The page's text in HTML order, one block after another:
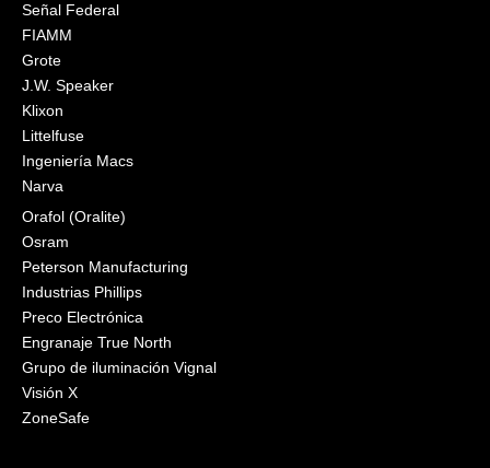
Señal Federal
FIAMM
Grote
J.W. Speaker
Klixon
Littelfuse
Ingeniería Macs
Narva
Orafol (Oralite)
Osram
Peterson Manufacturing
Industrias Phillips
Preco Electrónica
Engranaje True North
Grupo de iluminación Vignal
Visión X
ZoneSafe